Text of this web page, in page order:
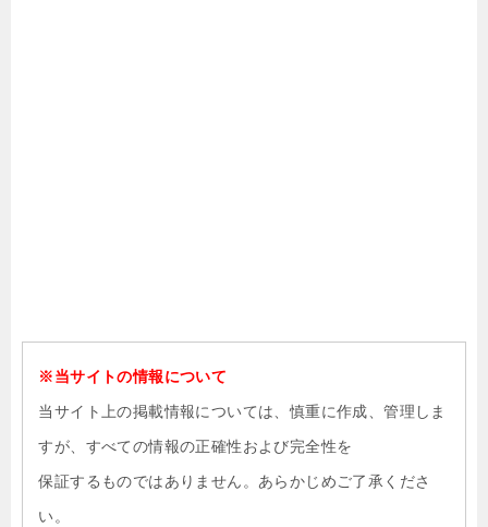
※当サイトの情報について
当サイト上の掲載情報については、慎重に作成、管理しま
すが、すべての情報の正確性および完全性を
保証するものではありません。あらかじめご了承くださ
い。